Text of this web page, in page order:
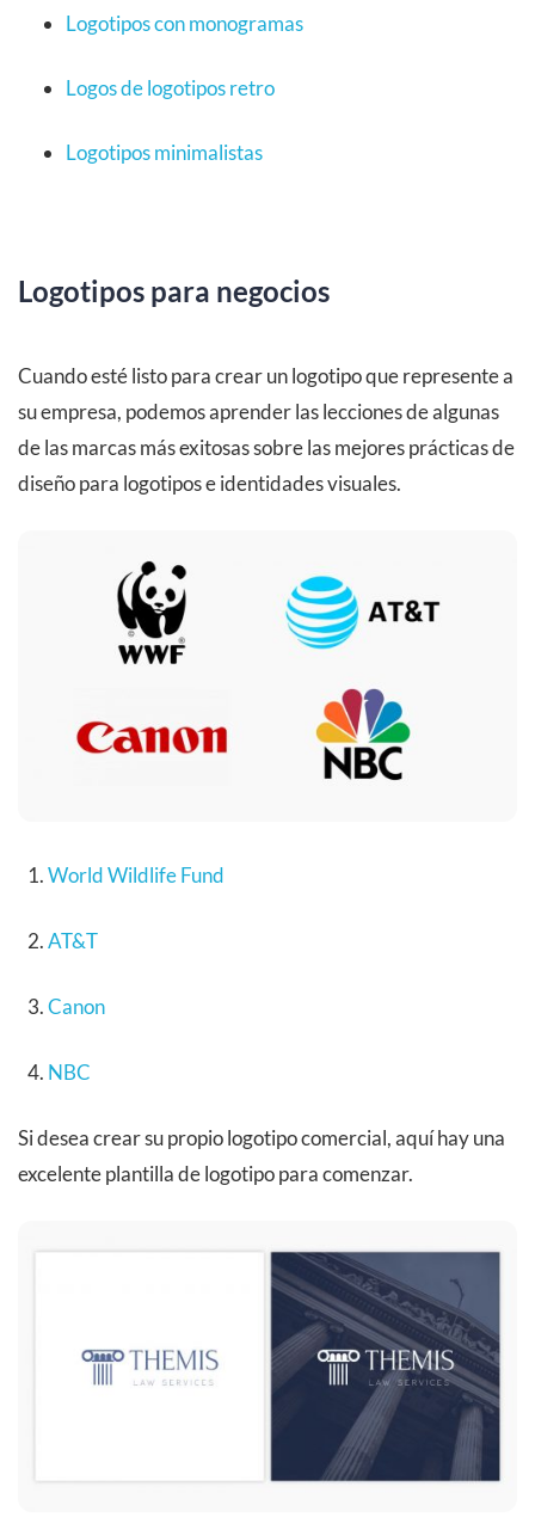
Logotipos con monogramas
Logos de logotipos retro
Logotipos minimalistas
Logotipos para negocios
Cuando esté listo para crear un logotipo que represente a
su empresa, podemos aprender las lecciones de algunas
de las marcas más exitosas sobre las mejores prácticas de
diseño para logotipos e identidades visuales.
World Wildlife Fund
AT&T
Canon
NBC
Si desea crear su propio logotipo comercial, aquí hay una
excelente plantilla de logotipo para comenzar.